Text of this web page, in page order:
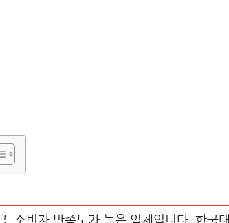
소비자 만족도가 높은 업체입니다. 한국대